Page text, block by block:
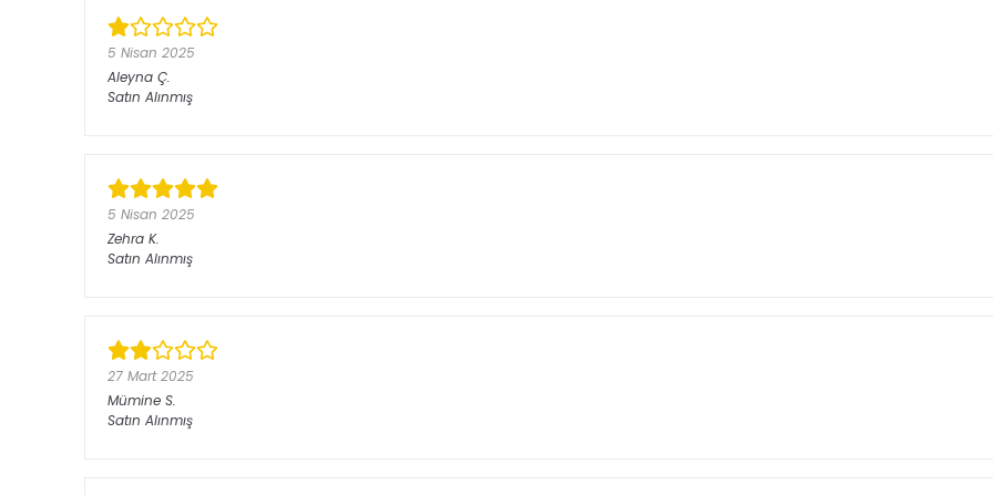
5 Nisan 2025
Aleyna Ç.
Satın Alınmış
5 Nisan 2025
Zehra K.
Satın Alınmış
27 Mart 2025
Mümine S.
Satın Alınmış